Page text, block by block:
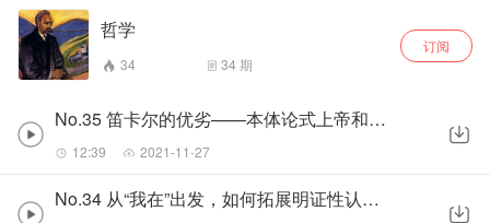
哲学
34 34 期
订阅
No.35 笛卡尔的优劣——本体论式上帝和身心二元
12:39 2021-11-27
No.34 从“我在”出发，如何拓展明证性认识？